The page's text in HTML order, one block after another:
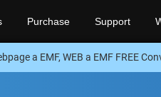
Purchase Support
a EMF, WEB a EMF FREE